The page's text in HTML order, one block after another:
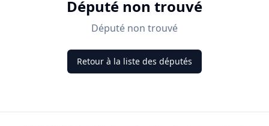
Député non trouvé
Député non trouvé
Retour à la liste des députés